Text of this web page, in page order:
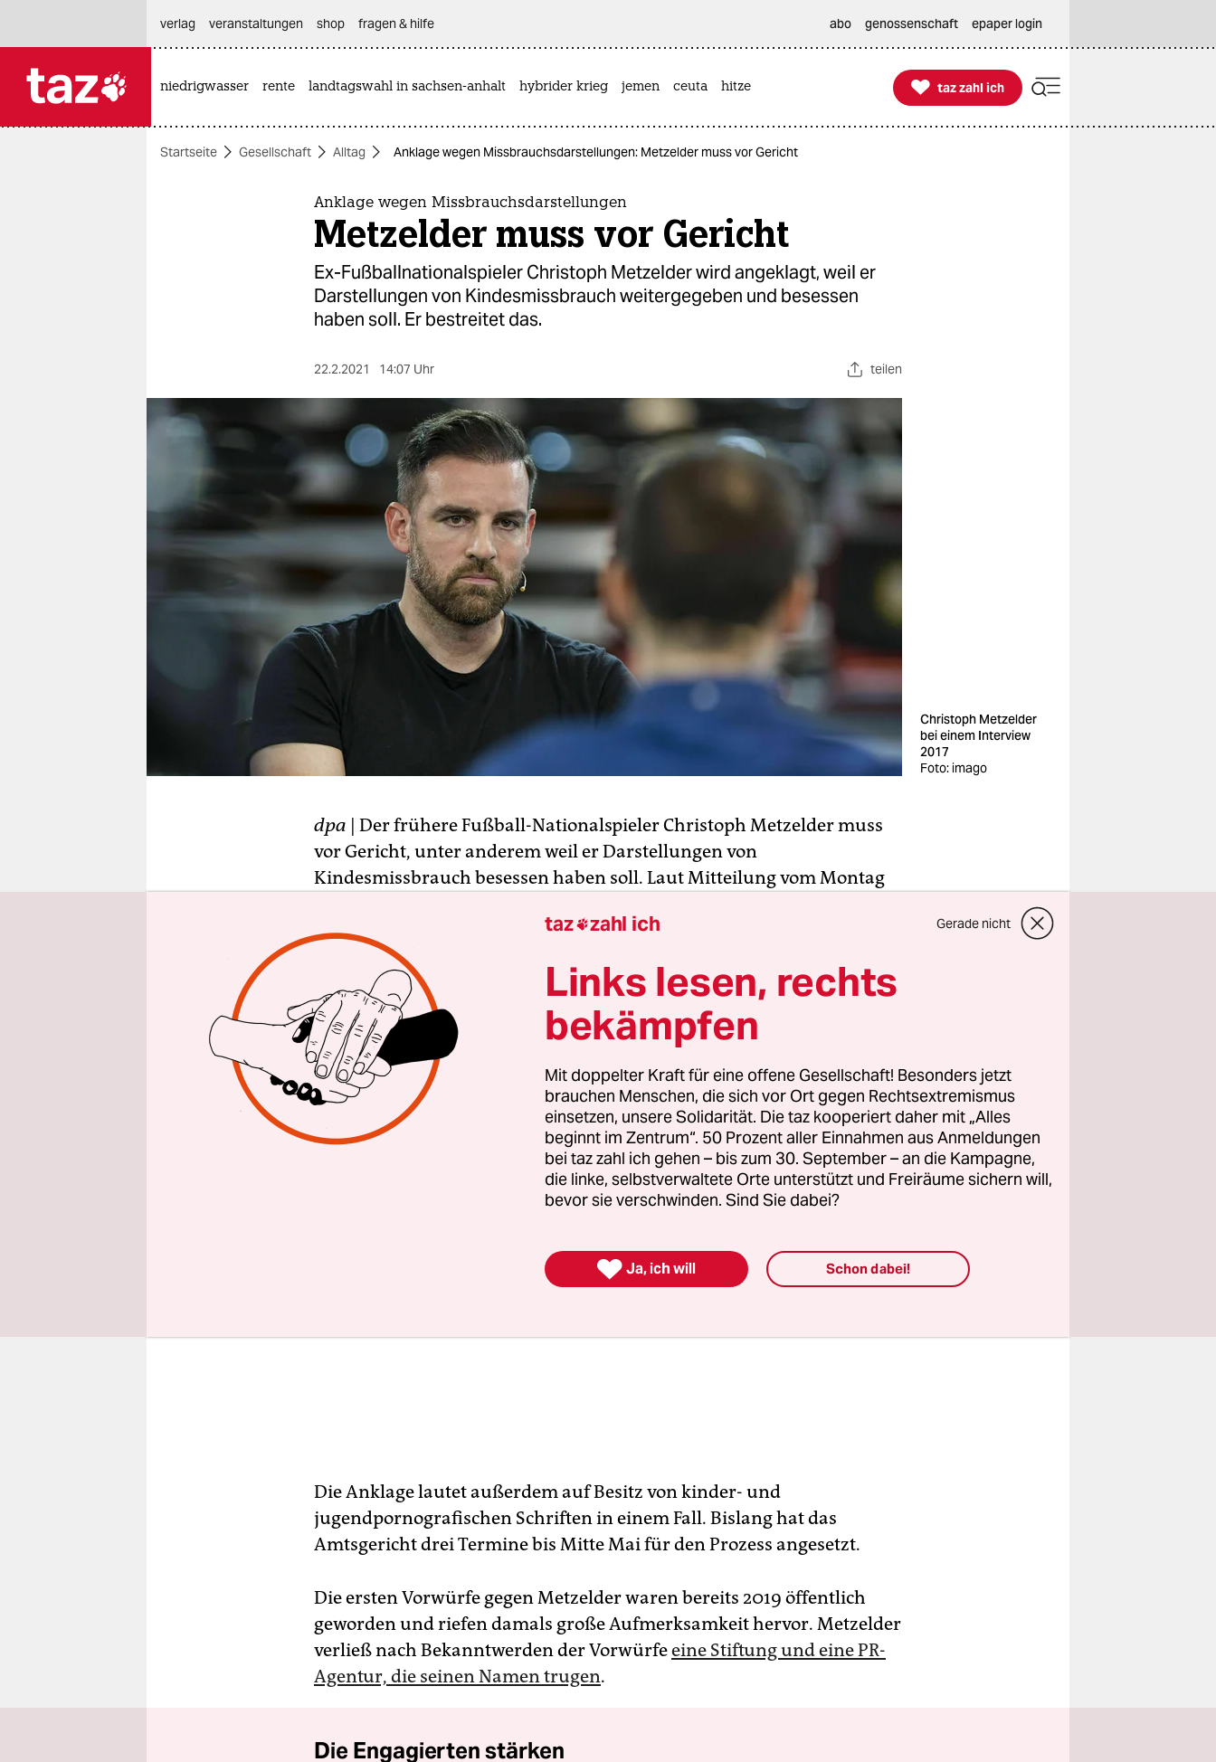
themen
berlin
wahrheit
verlag
veranstaltungen
unterstützen
genossenschaft
verlag
veranstaltungen shop fragen & hilfe abo genossenschaft epaper login
niedrigwasser rente landtagswahl in sachsen-anhalt hybrider krieg jemen ceuta hitze 
taz zahl ich
taz zahl ich
Startseite Gesellschaft Alltag Anklage wegen Missbrauchsdarstellungen: Metzelder muss vor Gericht
Anklage wegen Missbrauchsdarstellungen
Metzelder muss vor Gericht
Ex-Fußballnationalspieler Christoph Metzelder wird angeklagt, weil er
Darstellungen von Kindesmissbrauch weitergegeben und besessen
haben soll. Er bestreitet das.
22.2.2021 14:07 Uhr teilen
Christoph Metzelder
bei einem Interview
2017
Foto: imago
dpa | Der frühere Fußball-Nationalspieler Christoph Metzelder muss
vor Gericht, unter anderem weil er Darstellungen von
Kindesmissbrauch besessen haben soll. Laut Mitteilung vom Montag
Demnach bestreitet Metzelderdie Vorwürfe
Amtsgericht Düsseldorf soll am 29. April beginnen.
Die Ermittler werfen dem 40-Jährigen vor, es unternommen zu haben,
einer Person in 29 Fällen Besitz an kinderpornografischen Schriften zu
verschaffen. Mit dem Begriff „Schriften“ können in solchen Fällen
Textdokumente, aber auch Fotos, Videos oder andere Darstellungen
gemeint sein.
Die Anklage lautet außerdem auf Besitz von kinder- und
jugendpornografischen Schriften in einem Fall. Bislang hat das
Amtsgericht drei Termine bis Mitte Mai für den Prozess angesetzt.
Die ersten Vorwürfe gegen Metzelder waren bereits 2019 öffentlich
geworden und riefen damals große Aufmerksamkeit hervor. Metzelder
verließ nach Bekanntwerden der Vorwürfeeine Stiftung und eine PR-
Agentur, die seinen Namen trugen.
Die Engagierten stärken
taz zahl ich Gerade nicht
Links lesen, rechts
bekämpfen
Mit doppelter Kraft für eine offene Gesellschaft! Besonders jetzt
brauchen Menschen, die sich vor Ort gegen Rechtsextremismus
einsetzen, unsere Solidarität. Die taz kooperiert daher mit „Alles
beginnt im Zentrum“. 50 Prozent aller Einnahmen aus Anmeldungen
bei taz zahl ich gehen – bis zum 30. September – an die Kampagne,
die linke, selbstverwaltete Orte unterstützt und Freiräume sichern will,
bevor sie verschwinden. Sind Sie dabei?
 Ja, ich will Schon dabei!